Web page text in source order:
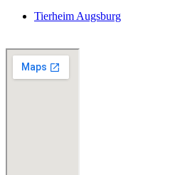
Tierheim Augsburg